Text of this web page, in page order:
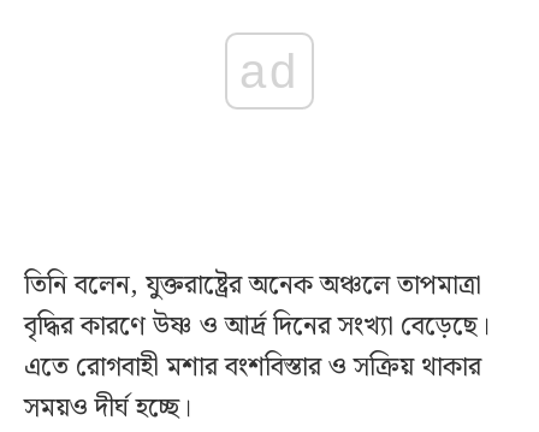
ad
তিনি বলেন, যুক্তরাষ্ট্রের অনেক অঞ্চলে তাপমাত্রা
বৃদ্ধির কারণে উষ্ণ ও আর্দ্র দিনের সংখ্যা বেড়েছে।
এতে রোগবাহী মশার বংশবিস্তার ও সক্রিয় থাকার
সময়ও দীর্ঘ হচ্ছে।